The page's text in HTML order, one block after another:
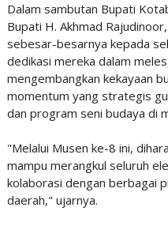
Dalam sambutan Bupati
Bupati H. Akhmad
sebesar-besarnya kepada
dedikasi mereka dalam
mengembangkan kekayaan
momentum yang strategis
dan program seni budaya di
"Melalui Musen ke-8 ini,
mampu merangkul seluruh
kolaborasi dengan berbagai
daerah," ujarnya.